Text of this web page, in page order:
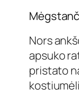
Nors
apsuko
pristato